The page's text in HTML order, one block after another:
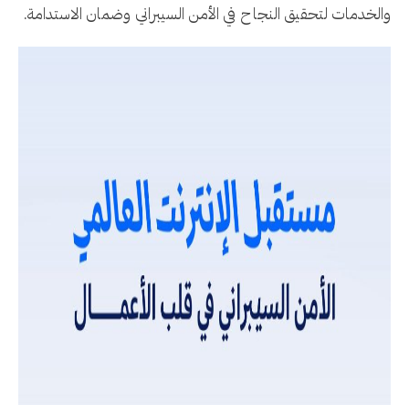
والخدمات لتحقيق النجاح في الأمن السيبراني وضمان الاستدامة.